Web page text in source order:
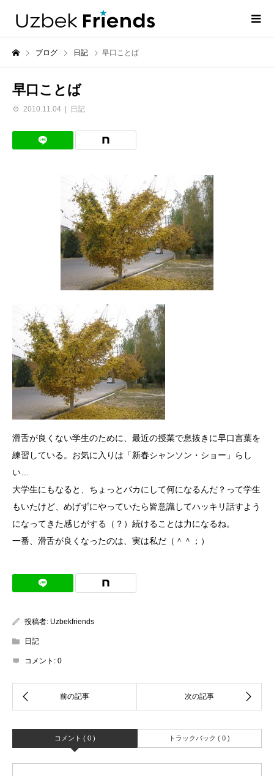
ブログ 日記 早口ことば
早口ことば
2010.11.04 日記
滑舌が良くない学生のために、最近の授業で息抜きに早口言葉を
練習している。お気に入りは「新春シャンソン・ショー」らし
い…
大学生にもなると、ちょっとバカにして何になるんだ？って学生
もいたけど、めげずにやっていたら皆意識してハッキリ話すよう
になってきた感じがする（？）続けることは力になるね。
一番、滑舌が良くなったのは、実は私だ（＾＾；）
投稿者: Uzbekfriends
日記
コメント: 0
コメント ( 0 ) トラックバック ( 0 )